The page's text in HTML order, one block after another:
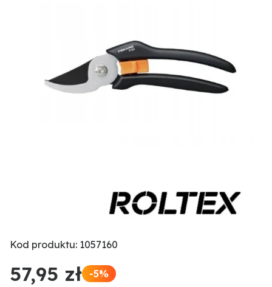
Kod produktu: 1057160
57,95 zł -5%